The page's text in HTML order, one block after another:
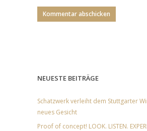
NEUESTE BEITRÄGE
Schatzwerk verleiht dem Stuttgarter
neues Gesicht
Proof of concept! LOOK. LISTEN.